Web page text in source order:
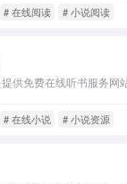
# 在线阅读 # 小说阅读
# 在线小说 # 小说资源